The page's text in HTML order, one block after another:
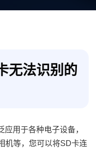
无法识别的
用于各种电子设备，
机等，您可以将SD卡连